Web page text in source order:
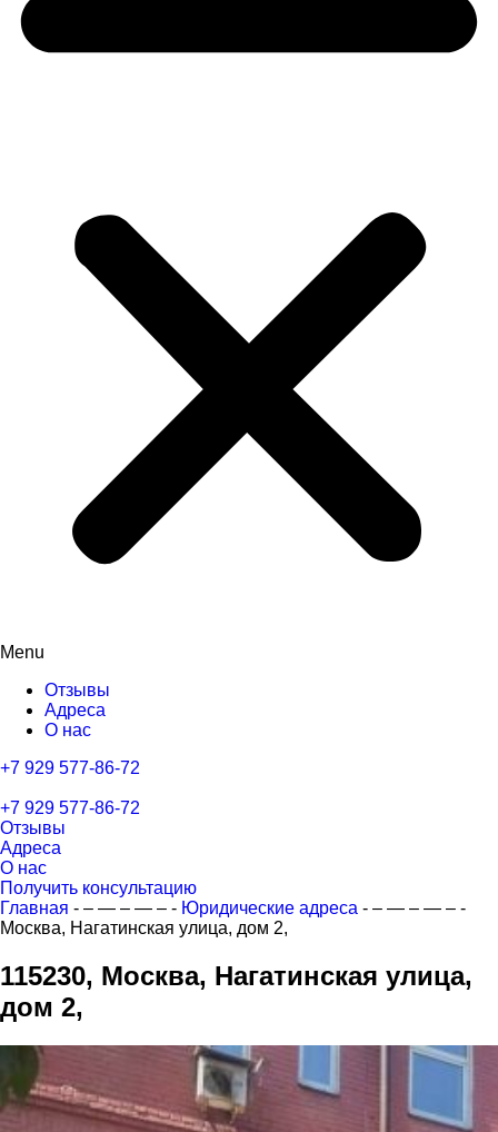
Menu
Отзывы
Адреса
О нас
+7 929 577-86-72
+7 929 577-86-72
Отзывы
Адреса
О нас
Получить консультацию
Главная - – — – — – - Юридические адреса - – — – — – -
Москва, Нагатинская улица, дом 2,
115230, Москва, Нагатинская улица,
дом 2,